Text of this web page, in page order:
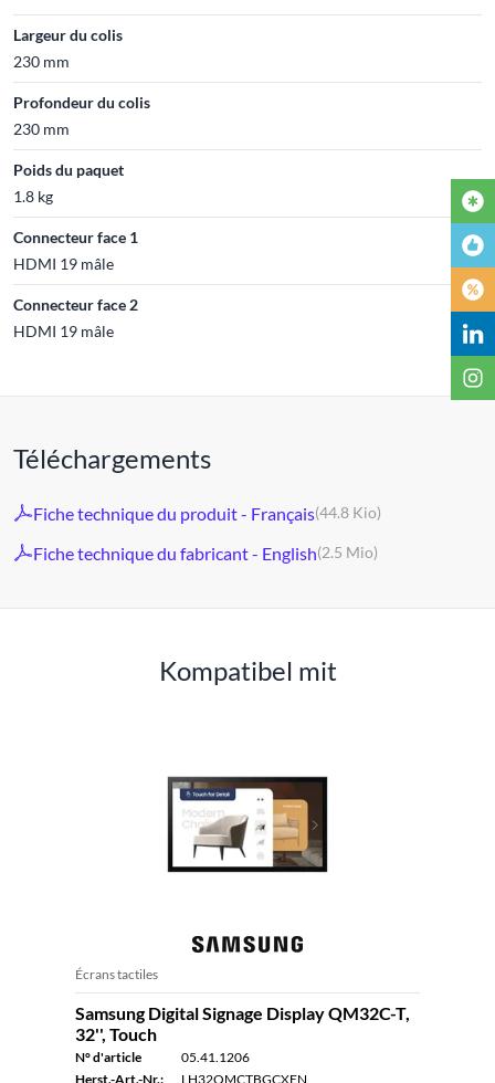
Largeur du colis
230 mm
Profondeur du colis
230 mm
Poids du paquet
1.8 kg
Connecteur face 1
HDMI 19 mâle
Connecteur face 2
HDMI 19 mâle
Téléchargements
Fiche technique du produit - Français(44.8 Kio)
Fiche technique du fabricant - English(2.5 Mio)
Kompatibel mit
Écrans tactiles
Samsung Digital Signage Display QM32C-T,
32'', Touch
N° d'article
05.41.1206
Herst.-Art.-Nr.:
LH32QMCTBGCXEN